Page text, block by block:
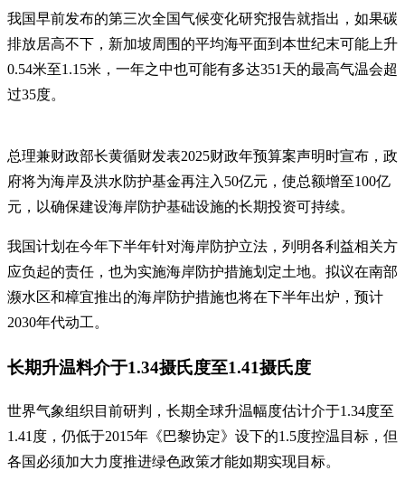
我国早前发布的第三次全国气候变化研究报告就指出，如果碳
排放居高不下，新加坡周围的平均海平面到本世纪末可能上升
0.54米至1.15米，一年之中也可能有多达351天的最高气温会超
过35度。
总理兼财政部长黄循财发表2025财政年预算案声明时宣布，政
府将为海岸及洪水防护基金再注入50亿元，使总额增至100亿
元，以确保建设海岸防护基础设施的长期投资可持续。
我国计划在今年下半年针对海岸防护立法，列明各利益相关方
应负起的责任，也为实施海岸防护措施划定土地。拟议在南部
濒水区和樟宜推出的海岸防护措施也将在下半年出炉，预计
2030年代动工。
长期升温料介于1.34摄氏度至1.41摄氏度
世界气象组织目前研判，长期全球升温幅度估计介于1.34度至
1.41度，仍低于2015年《巴黎协定》设下的1.5度控温目标，但
各国必须加大力度推进绿色政策才能如期实现目标。